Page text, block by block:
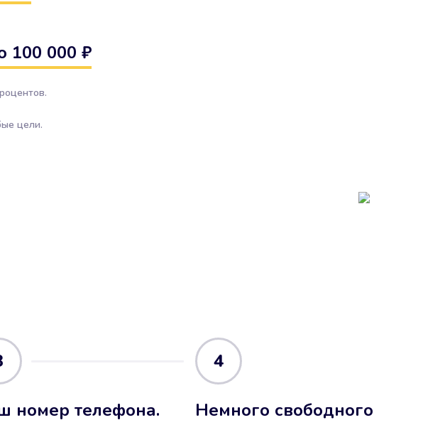
100 000 ₽
цели.
номер телефона.
4
Немного свободного